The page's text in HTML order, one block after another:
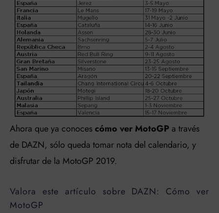
Ahora que ya conocescómo ver MotoGPa través
de DAZN, sólo queda tomar nota del calendario, y
disfrutar de la MotoGP 2019.
Valora este artículo sobre DAZN: Cómo ver
MotoGP